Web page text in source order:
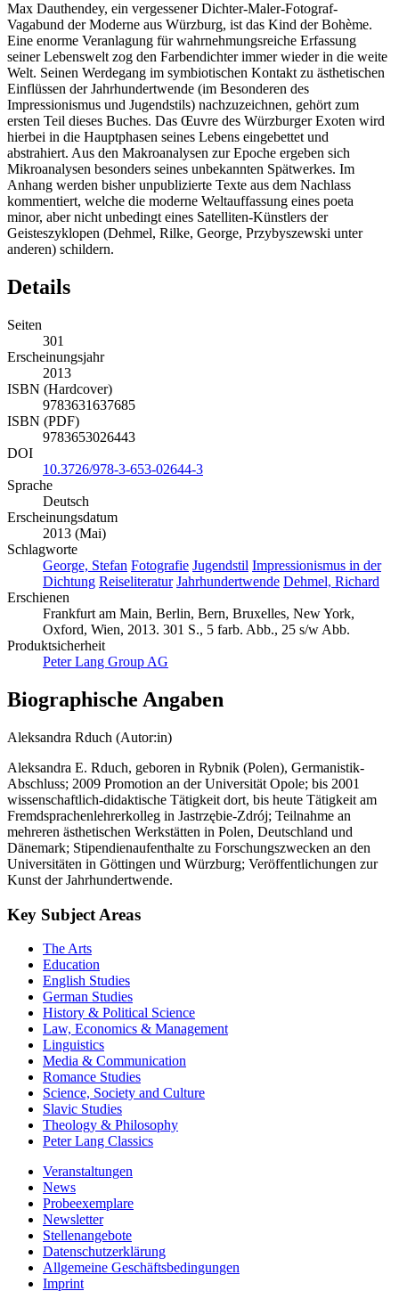
Max Dauthendey, ein vergessener Dichter-Maler-Fotograf-
Vagabund der Moderne aus Würzburg, ist das Kind der Bohème.
Eine enorme Veranlagung für wahrnehmungsreiche Erfassung
seiner Lebenswelt zog den Farbendichter immer wieder in die weite
Welt. Seinen Werdegang im symbiotischen Kontakt zu ästhetischen
Einflüssen der Jahrhundertwende (im Besonderen des
Impressionismus und Jugendstils) nachzuzeichnen, gehört zum
ersten Teil dieses Buches. Das Œuvre des Würzburger Exoten wird
hierbei in die Hauptphasen seines Lebens eingebettet und
abstrahiert. Aus den Makroanalysen zur Epoche ergeben sich
Mikroanalysen besonders seines unbekannten Spätwerkes. Im
Anhang werden bisher unpublizierte Texte aus dem Nachlass
kommentiert, welche die moderne Weltauffassung eines poeta
minor, aber nicht unbedingt eines Satelliten-Künstlers der
Geisteszyklopen (Dehmel, Rilke, George, Przybyszewski unter
anderen) schildern.
Details
Seiten
301
Erscheinungsjahr
2013
ISBN (Hardcover)
9783631637685
ISBN (PDF)
9783653026443
DOI
10.3726/978-3-653-02644-3
Sprache
Deutsch
Erscheinungsdatum
2013 (Mai)
Schlagworte
George, Stefan Fotografie Jugendstil Impressionismus in der
Dichtung Reiseliteratur Jahrhundertwende Dehmel, Richard
Erschienen
Frankfurt am Main, Berlin, Bern, Bruxelles, New York,
Oxford, Wien, 2013. 301 S., 5 farb. Abb., 25 s/w Abb.
Produktsicherheit
Peter Lang Group AG
Biographische Angaben
Aleksandra Rduch (Autor:in)
Aleksandra E. Rduch, geboren in Rybnik (Polen), Germanistik-
Abschluss; 2009 Promotion an der Universität Opole; bis 2001
wissenschaftlich-didaktische Tätigkeit dort, bis heute Tätigkeit am
Fremdsprachenlehrerkolleg in Jastrzębie-Zdrój; Teilnahme an
mehreren ästhetischen Werkstätten in Polen, Deutschland und
Dänemark; Stipendienaufenthalte zu Forschungszwecken an den
Universitäten in Göttingen und Würzburg; Veröffentlichungen zur
Kunst der Jahrhundertwende.
Key Subject Areas
The Arts
Education
English Studies
German Studies
History & Political Science
Law, Economics & Management
Linguistics
Media & Communication
Romance Studies
Science, Society and Culture
Slavic Studies
Theology & Philosophy
Peter Lang Classics
Veranstaltungen
News
Probeexemplare
Newsletter
Stellenangebote
Datenschutzerklärung
Allgemeine Geschäftsbedingungen
Imprint